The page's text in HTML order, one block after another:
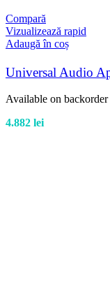
Compară
Vizualizează rapid
Adaugă în coș
Universal Audio
Available on backorder
4.882 lei